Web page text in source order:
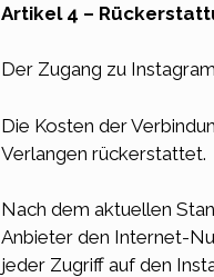
Artikel 4 –
Der Zugang zu
Die Kosten der
Verlangen rückerstattet.
Nach dem aktuellen
Anbieter den Internet-
jeder Zugriff auf den